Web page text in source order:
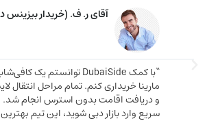
آقای ر. ف. (خریدار بیزینس در دبی)
“با کمک DubaiSide توانستم یک کافی‌شاپ آماده در دبی
خریداری کنم. تمام مراحل انتقال لایسنس، قرارداد
اقامت بدون استرس انجام شد. اگر می‌خواهید
وارد بازار دبی شوید، این تیم بهترین انتخاب است.”